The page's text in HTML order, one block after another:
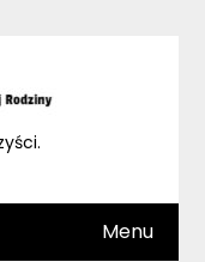
Menu